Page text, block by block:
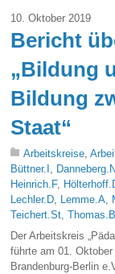
10. Oktober 2019
Bericht
„Bildung
Bildung
Staat“
Arbeitskreise,
Büttner.I , Danneberg.N
Heinrich.F,
Lechler.D, Lemme.A,
Teichert.St,Thomas.B
Der Arbeitskreis
führte am 01.
Brandenburg-Berlin